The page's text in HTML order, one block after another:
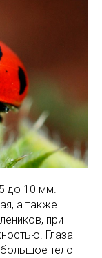
до 10 мм.
а также
при
Глаза
тело